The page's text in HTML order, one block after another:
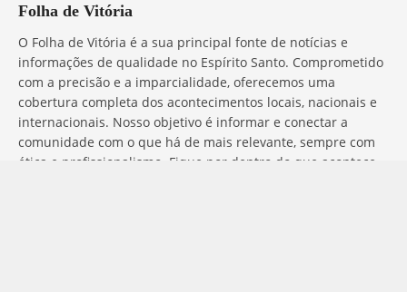
Folha de Vitória
O Folha de Vitória é a sua principal fonte de notícias e
informações de qualidade no Espírito Santo. Comprometido
com a precisão e a imparcialidade, oferecemos uma
cobertura completa dos acontecimentos locais, nacionais e
internacionais. Nosso objetivo é informar e conectar a
comunidade com o que há de mais relevante, sempre com
ética e profissionalismo. Fique por dentro do que acontece